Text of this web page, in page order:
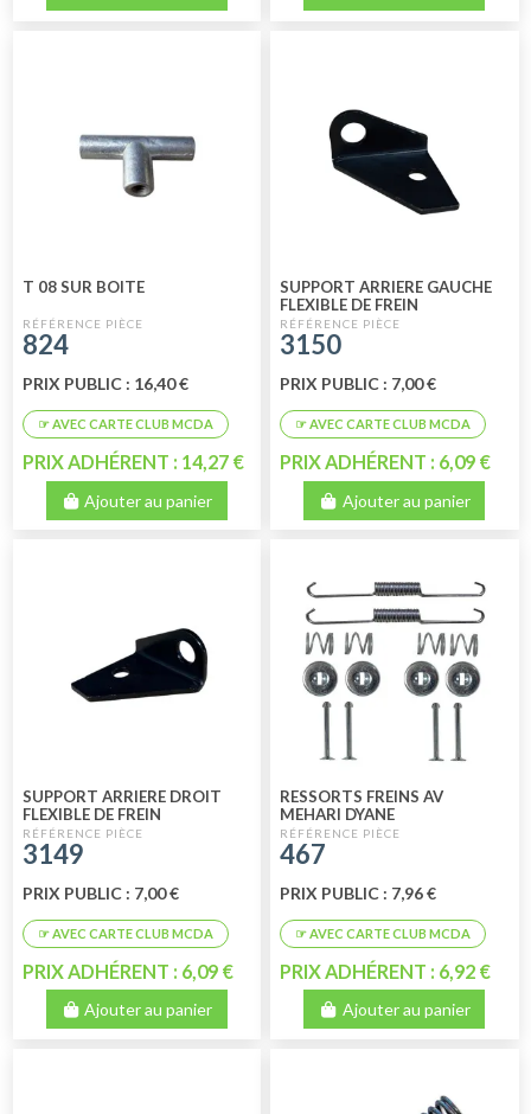
T 08 SUR BOITE
824
PRIX PUBLIC : 16,40 €
PRIX ADHÉRENT : 14,27 €
Ajouter au panier
SUPPORT ARRIERE GAUCHE
FLEXIBLE DE FREIN
3150
PRIX PUBLIC : 7,00 €
PRIX ADHÉRENT : 6,09 €
Ajouter au panier
SUPPORT ARRIERE DROIT
FLEXIBLE DE FREIN
3149
PRIX PUBLIC : 7,00 €
PRIX ADHÉRENT : 6,09 €
Ajouter au panier
RESSORTS FREINS AV
MEHARI DYANE
467
PRIX PUBLIC : 7,96 €
PRIX ADHÉRENT : 6,92 €
Ajouter au panier